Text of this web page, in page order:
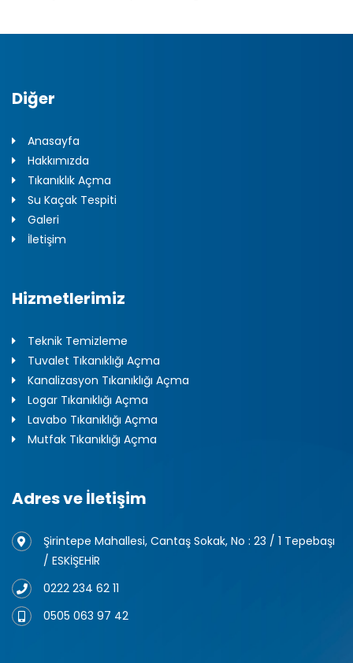
Diğer
Anasayfa
Hakkımızda
Tıkanıklık Açma
Su Kaçak Tespiti
Galeri
İletişim
Hizmetlerimiz
Teknik Temizleme
Tuvalet Tıkanıklığı Açma
Kanalizasyon Tıkanıklığı Açma
Logar Tıkanıklığı Açma
Lavabo Tıkanıklığı Açma
Mutfak Tıkanıklığı Açma
Adres ve İletişim
Şirintepe Mahallesi, Cantaş Sokak, No : 23 / 1 Tepebaşı
/ ESKİŞEHİR
0222 234 62 11
0505 063 97 42